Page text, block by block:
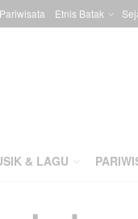
Pariwisata Etnis Batak
& LAGU